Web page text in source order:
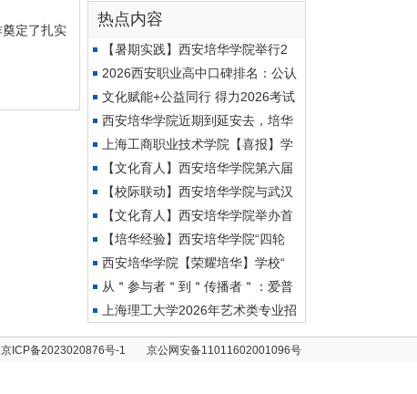
定了扎实
热点内容
【暑期实践】西安培华学院举行2
2026西安职业高中口碑排名：公认
靠 文化赋能+公益同行 得力2026考试
季 西安培华学院近期到延安去，培华
上海工商职业技术学院【喜报】学
【文化育人】西安培华学院第六届
【校际联动】西安培华学院与武汉
【文化育人】西安培华学院举办首
【培华经验】西安培华学院“四轮
西安培华学院【荣耀培华】学校“
从＂参与者＂到＂传播者＂：爱普
上海理工大学2026年艺术类专业招
生
京ICP备2023020876号-1 京公网安备11011602001096号